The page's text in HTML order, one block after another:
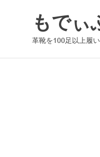
もでぃ
革靴を100足以上履